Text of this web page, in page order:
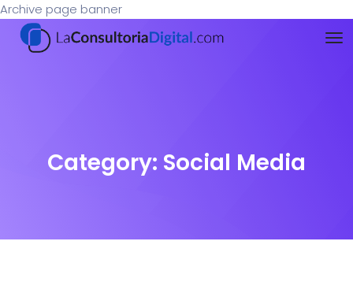
Archive page banner
Category: Social Media